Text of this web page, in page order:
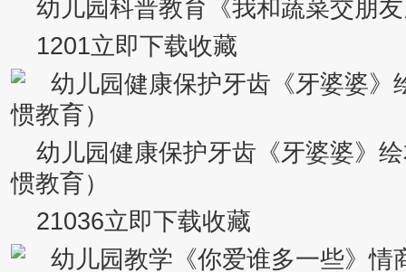
幼儿园科普教育《我和蔬菜交朋
1201立即下载收藏
幼儿园健康保护牙齿《牙婆婆》
惯教育）
21036立即下载收藏